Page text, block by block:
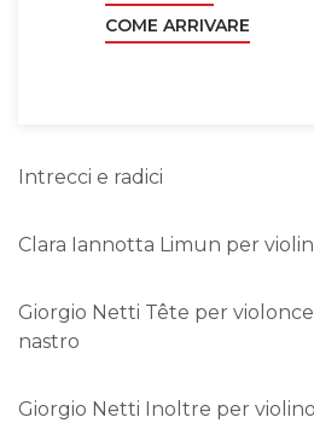
COME ARRIVARE
Intrecci e radici
Clara Iannotta Limun per
Giorgio Netti Tête per
nastro
Giorgio Netti Inoltre per